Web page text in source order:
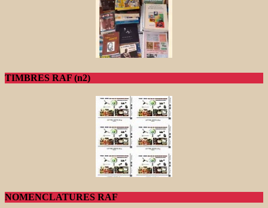
TIMBRES RAF (n2)
NOMENCLATURES RAF